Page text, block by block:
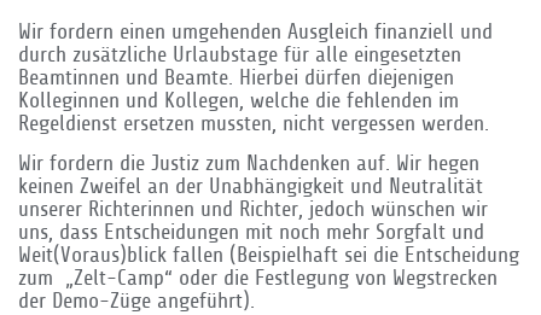
Wir fordern einen umgehenden Ausgleich finanziell und
durch zusätzliche Urlaubstage für alle eingesetzten
Beamtinnen und Beamte. Hierbei dürfen diejenigen
Kolleginnen und Kollegen, welche die fehlenden im
Regeldienst ersetzen mussten, nicht vergessen werden.
Wir fordern die Justiz zum Nachdenken auf. Wir hegen
keinen Zweifel an der Unabhängigkeit und Neutralität
unserer Richterinnen und Richter, jedoch wünschen wir
uns, dass Entscheidungen mit noch mehr Sorgfalt und
Weit(Voraus)blick fallen (Beispielhaft sei die Entscheidung
zum „Zelt-Camp“ oder die Festlegung von Wegstrecken
der Demo-Züge angeführt).